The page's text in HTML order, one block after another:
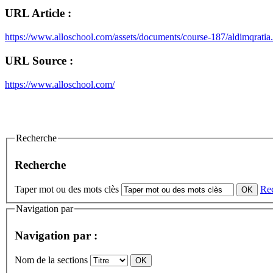
URL Article :
https://www.alloschool.com/assets/documents/course-187/
URL Source :
https://www.alloschool.com/
Recherche
Recherche
Taper mot ou des mots clès
Navigation par
Navigation par :
Nom de la sections